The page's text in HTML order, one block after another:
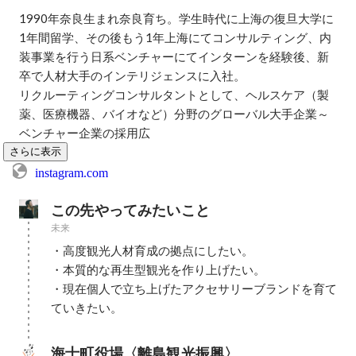
1990年奈良生まれ奈良育ち。学生時代に上海の復旦大学に
1年間留学、その後もう1年上海にてコンサルティング、内
装事業を行う日系ベンチャーにてインターンを経験後、新
卒で人材大手のインテリジェンスに入社。
リクルーティングコンサルタントとして、ヘルスケア（製
薬、医療機器、バイオなど）分野のグローバル大手企業～
ベンチャー企業の採用広
さらに表示
instagram.com
この先やってみたいこと
未来
・高度観光人材育成の拠点にしたい。
・本質的な再生型観光を作り上げたい。
・現在個人で立ち上げたアクセサリーブランドを育て
ていきたい。